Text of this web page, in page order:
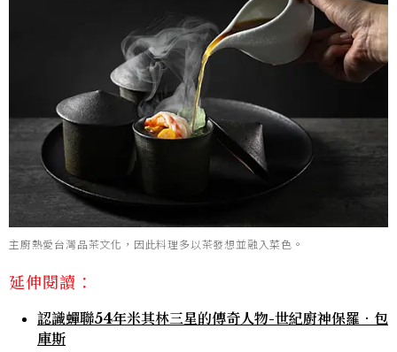
主廚熱愛台灣品茶文化，因此料理多以茶發想並融入菜色。
延伸閱讀：
認識蟬聯54年米其林三星的傳奇人物-世紀廚神保羅．包
庫斯